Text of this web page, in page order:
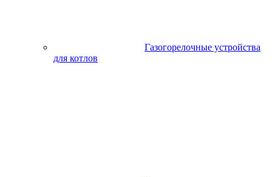
Газогорелочные устройства
для котлов